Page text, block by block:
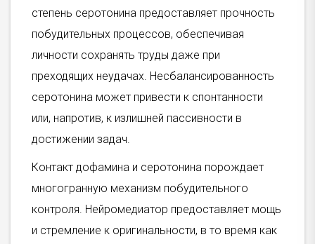
степень серотонина предоставляет прочность
побудительных процессов, обеспечивая
личности сохранять труды даже при
преходящих неудачах. Несбалансированность
серотонина может привести к спонтанности
или, напротив, к излишней пассивности в
достижении задач.
Контакт дофамина и серотонина порождает
многогранную механизм побудительного
контроля. Нейромедиатор предоставляет мощь
и стремление к оригинальности, в то время как